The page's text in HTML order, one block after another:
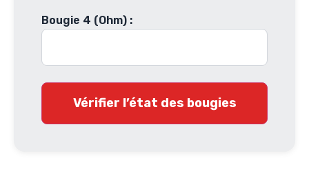
Bougie 4 (Ohm) :
Vérifier l’état des bougies